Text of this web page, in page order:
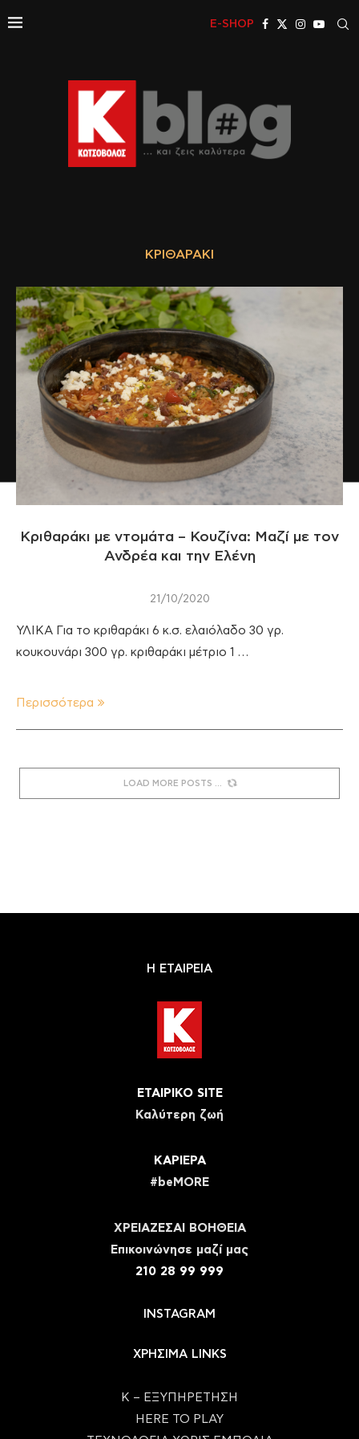
E-SHOP
ΚΡΙΘΑΡΆΚΙ
Κριθαράκι με ντομάτα – Κουζίνα: Μαζί με τον
Ανδρέα και την Ελένη
21/10/2020
ΥΛΙΚΑ Για το κριθαράκι 6 κ.σ. ελαιόλαδο 30 γρ.
κουκουνάρι 300 γρ. κριθαράκι μέτριο 1 …
Περισσότερα
LOAD MORE POSTS
Η ΕΤΑΙΡΕΙΑ
ΕΤΑΙΡΙΚΟ SITE
Καλύτερη ζωή
ΚΑΡΙΕΡΑ
#beMORE
ΧΡΕΙΑΖΕΣΑΙ ΒΟΗΘΕΙΑ
Eπικοινώνησε μαζί μας
210 28 99 999
INSTAGRAM
ΧΡΗΣΙΜΑ LINKS
Κ – ΕΞΥΠΗΡΕΤΗΣΗ
HERE TO PLAY